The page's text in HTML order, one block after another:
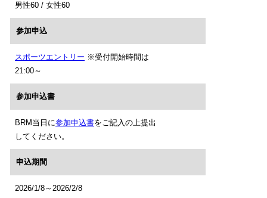
男性60 / 女性60
参加申込
スポーツエントリー ※受付開始時間は
21:00～
参加申込書
BRM当日に参加申込書をご記入の上提出
してください。
申込期間
2026/1/8～2026/2/8